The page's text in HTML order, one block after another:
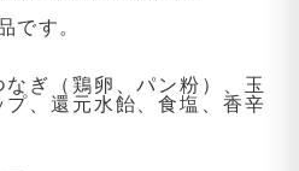
です。
ぎ（鶏卵、パン粉）、玉
、還元水飴、食塩、香辛